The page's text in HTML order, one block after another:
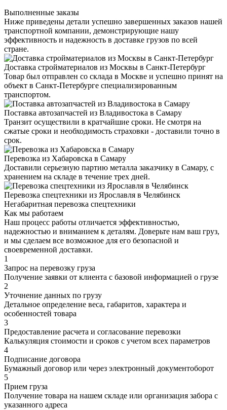
Выполненные заказы
Ниже приведены детали успешно завершенных заказов нашей
транспортной компании, демонстрирующие нашу
эффективность и надежность в доставке грузов по всей
стране.
Доставка стройматериалов из Москвы в Санкт-Петербург
Товар был отправлен со склада в Москве и успешно принят на
объект в Санкт-Петербурге специализированным
транспортом.
Поставка автозапчастей из Владивостока в Самару
Транзит осуществили в кратчайшие сроки. Не смотря на
сжатые сроки и необходимость страховки - доставили точно в
срок.
Перевозка из Хабаровска в Самару
Доставили серьезную партию металла заказчику в Самару, с
хранением на складе в течение трех дней.
Перевозка спецтехники из Ярославля в Челябинск
Негабаритная перевозка спецтехники
Как мы работаем
Наш процесс работы отличается эффективностью,
надежностью и вниманием к деталям. Доверьте нам ваш груз,
и мы сделаем все возможное для его безопасной и
своевременной доставки.
1
Запрос на перевозку груза
Получение заявки от клиента с базовой информацией о грузе
2
Уточнение данных по грузу
Детальное определение веса, габаритов, характера и
особенностей товара
3
Предоставление расчета и согласование перевозки
Калькуляция стоимости и сроков с учетом всех параметров
4
Подписание договора
Бумажный договор или через электронный документоборот
5
Прием груза
Получение товара на нашем складе или организация забора с
указанного адреса